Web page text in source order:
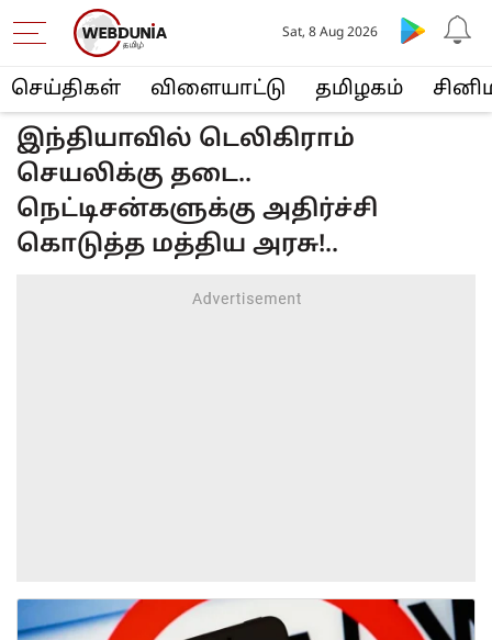
செய்திகள் விளையா‌ட்டு த‌மிழக‌ம்
Sat, 8 Aug 2026
இந்தியாவில் டெலிகிராம்
செயலிக்கு தடை..
நெட்டிசன்களுக்கு அதிர்ச்சி
கொடுத்த மத்திய அரசு!..